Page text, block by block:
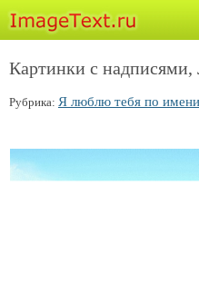
Картинки с
Рубрика: Я люблю тебя по имени